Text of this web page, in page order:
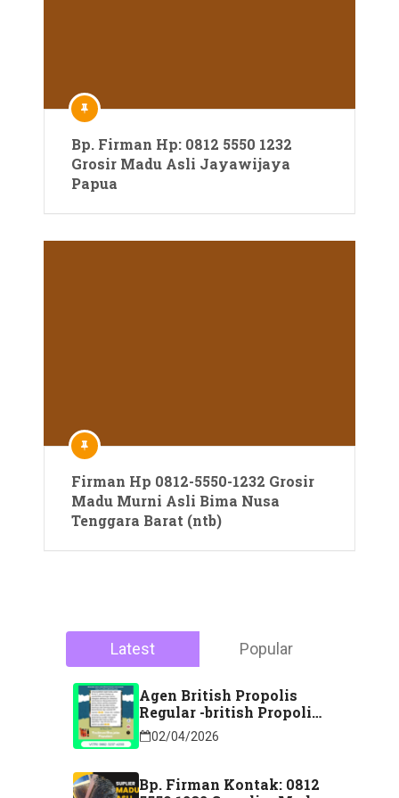
Bp. Firman Hp: 0812 5550 1232
Grosir Madu Asli Jayawijaya
Papua
Firman Hp 0812-5550-1232 Grosir
Madu Murni Asli Bima Nusa
Tenggara Barat (ntb)
Latest Popular
Agen British Propolis
Regular -british Propolis
Regular Di Majene
Sulawesi Barat Hubungi
02/04/2026
Bp. Firman Kontak: 0812